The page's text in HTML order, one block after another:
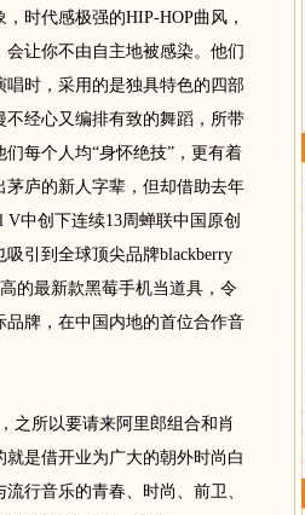
时代感极强的HIP-HOP曲风，
让你不由自主地被感染。他们
唱时，采用的是独具特色的四部
经心又编排有致的舞蹈，所带
每个人均“身怀绝技”，更有着
庐的新人字辈，但却借助去年
中创下连续13周蝉联中国原创
引到全球顶尖品牌blackberry
的最新款黑莓手机当道具，令
牌，在中国内地的首位合作音
所以要请来阿里郎组合和肖
就是借开业为广大的朝外时尚白
行音乐的青春、时尚、前卫、